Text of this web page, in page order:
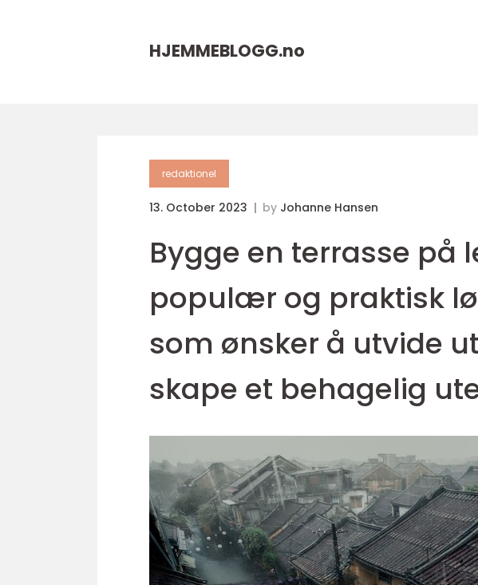
HJEMMEBLOGG.no
redaktionel
13. October 2023 by Johanne Hansen
Bygge en terrasse på
populær og praktisk
som ønsker å utvide
skape et behagelig